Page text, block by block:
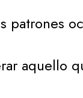
patrones
aquello